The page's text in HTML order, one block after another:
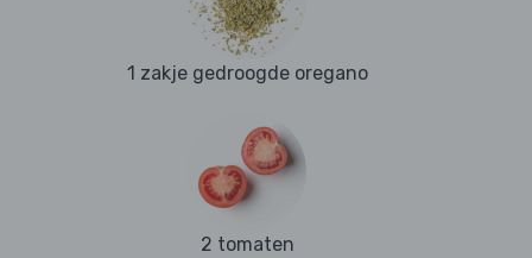
1 zakje gedroogde oregano
2 tomaten